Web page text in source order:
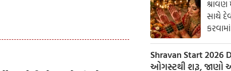
શ્રાવણ
સાથે
અને
મહેંદી
કપડાં
Shravan Start 2026
ઓગસ્ટથી શરૂ, જાણો